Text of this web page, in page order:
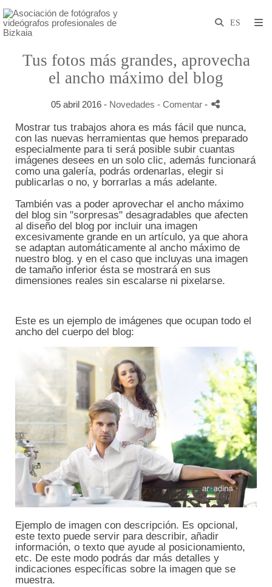
Tus fotos más grandes, aprovecha
el ancho máximo del blog
05 abril 2016 - Novedades - Comentar -
Mostrar tus trabajos ahora es más fácil que nunca,
con las nuevas herramientas que hemos preparado
especialmente para ti será posible subir cuantas
imágenes desees en un solo clic, además funcionará
como una galería, podrás ordenarlas, elegir si
publicarlas o no, y borrarlas a más adelante.
También vas a poder aprovechar el ancho máximo
del blog sin "sorpresas" desagradables que afecten
al diseño del blog por incluir una imagen
excesivamente grande en un artículo, ya que ahora
se adaptan automáticamente al ancho máximo de
nuestro blog. y en el caso que incluyas una imagen
de tamaño inferior ésta se mostrará en sus
dimensiones reales sin escalarse ni pixelarse.
Este es un ejemplo de imágenes que ocupan todo el
ancho del cuerpo del blog:
Ejemplo de imagen con descripción. Es opcional,
este texto puede servir para describir, añadir
información, o texto que ayude al posicionamiento,
etc. De este modo podrás dar más detalles y
indicaciones específicas sobre la imagen que se
muestra.